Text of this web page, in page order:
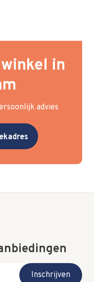
in
advies
Inschrijven